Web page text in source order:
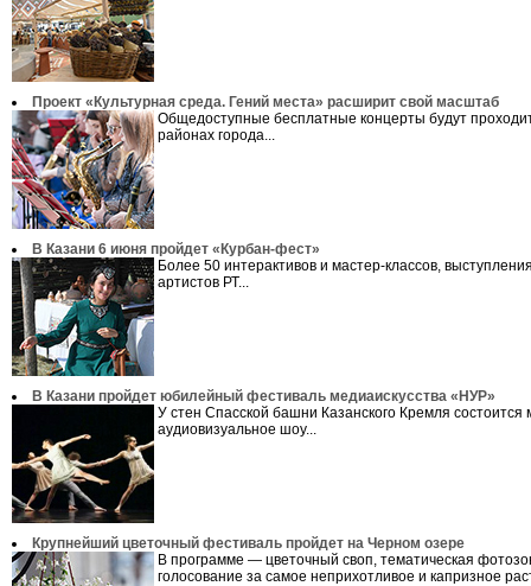
Проект «Культурная среда. Гений места» расширит свой масштаб
Общедоступные бесплатные концерты будут
районах города...
В Казани 6 июня пройдет «Курбан-фест»
Более 50 интерактивов и мастер-классов,
артистов РТ...
В Казани пройдет юбилейный фестиваль медиаискусства «НУР»
У стен Спасской башни Казанского Кремля
аудиовизуальное шоу...
Крупнейший цветочный фестиваль пройдет на Черном озере
В программе — цветочный своп, тематическая
голосование за самое неприхотливое и капризное